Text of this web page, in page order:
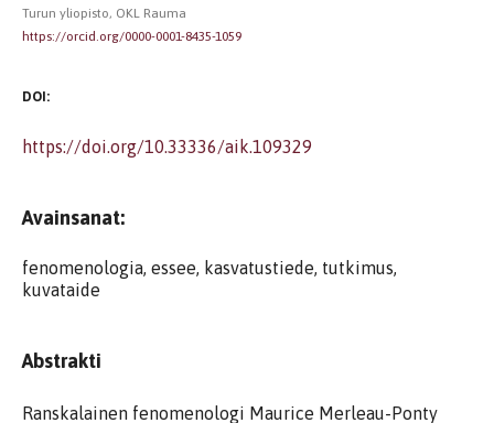
Turun yliopisto, OKL Rauma
https://orcid.org/0000-0001-8435-1059
DOI:
https://doi.org/10.33336/aik.109329
Avainsanat:
fenomenologia, essee, kasvatustiede, tutkimus,
kuvataide
Abstrakti
Ranskalainen fenomenologi Maurice Merleau-Ponty